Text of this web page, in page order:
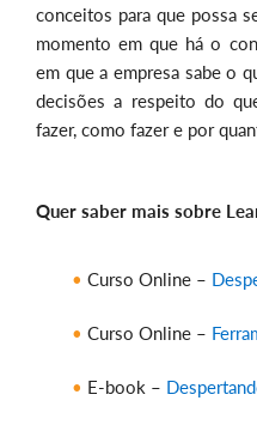
conceitos para que possa
momento em que há o
em que a empresa sabe o
decisões a respeito do
fazer, como fazer e por
Quer saber mais sobre
Curso Online –
Curso Online –
E-book –